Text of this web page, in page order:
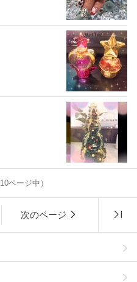
10ページ中）
次のページ